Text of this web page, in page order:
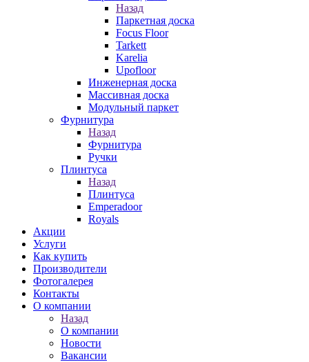
Назад
Паркетная доска
Focus Floor
Tarkett
Karelia
Upofloor
Инженерная доска
Массивная доска
Модульный паркет
Фурнитура
Назад
Фурнитура
Ручки
Плинтуса
Назад
Плинтуса
Emperadoor
Royals
Акции
Услуги
Как купить
Производители
Фотогалерея
Контакты
О компании
Назад
О компании
Новости
Вакансии